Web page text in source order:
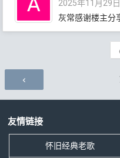
2025年11月29
灰常感谢楼主分
评论导航
友情链接
怀旧经典老歌